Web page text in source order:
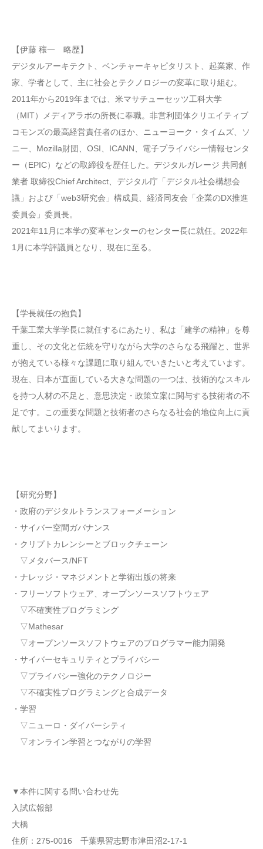
【伊藤 穰一 略歴】
デジタルアーキテクト、ベンチャーキャピタリスト、起業家、作
家、学者として、主に社会とテクノロジーの変革に取り組む。
2011年から2019年までは、米マサチューセッツ工科大学
（MIT）メディアラボの所長に奉職。非営利団体クリエイティブ
コモンズの最高経営責任者のほか、ニューヨーク・タイムズ、ソ
ニー、Mozilla財団、OSI、ICANN、電子プライバシー情報センタ
ー（EPIC）などの取締役を歴任した。デジタルガレージ 共同創
業者 取締役Chief Architect、デジタル庁「デジタル社会構想会
議」および「web3研究会」構成員、経済同友会「企業のDX推進
委員会」委員長。
2021年11月に本学の変革センターのセンター長に就任。2022年
1月に本学評議員となり、現在に至る。
【学長就任の抱負】
千葉工業大学学長に就任するにあたり、私は「建学の精神」を尊
重し、その文化と伝統を守りながら大学のさらなる飛躍と、世界
が抱えている様々な課題に取り組んでいきたいと考えています。
現在、日本が直面している大きな問題の一つは、技術的なスキル
を持つ人材の不足と、意思決定・政策立案に関与する技術者の不
足です。この重要な問題と技術者のさらなる社会的地位向上に貢
献してまいります。
【研究分野】
・政府のデジタルトランスフォーメーション
・サイバー空間ガバナンス
・クリプトカレンシーとブロックチェーン
▽メタバース/NFT
・ナレッジ・マネジメントと学術出版の将来
・フリーソフトウェア、オープンソースソフトウェア
▽不確実性プログラミング
▽Mathesar
▽オープンソースソフトウェアのプログラマー能力開発
・サイバーセキュリティとプライバシー
▽プライバシー強化のテクノロジー
▽不確実性プログラミングと合成データ
・学習
▽ニューロ・ダイバーシティ
▽オンライン学習とつながりの学習
▼本件に関する問い合わせ先
入試広報部
大橋
住所：275-0016 千葉県習志野市津田沼2-17-1